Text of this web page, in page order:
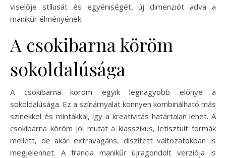
viselője stílusát és egyéniségét, új dimenziót adva a
manikűr élményének.
A csokibarna köröm
sokoldalúsága
A csokibarna köröm egyik legnagyobb előnye a
sokoldalúsága. Ez a színárnyalat könnyen kombinálható más
színekkel és mintákkal, így a kreativitás határtalan lehet. A
csokibarna köröm jól mutat a klasszikus, letisztult formák
mellett, de akár extravagáns, díszített változatokban is
megjelenhet. A francia manikűr újragondolt verziója is